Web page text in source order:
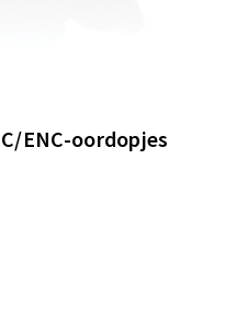
ENC-oordopjes